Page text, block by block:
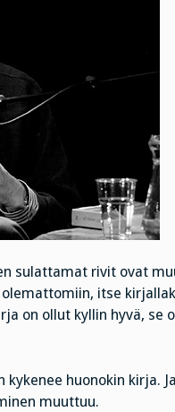
sulattamat rivit ovat
itse
on ollut kyllin hyvä, se
huonokin kirja.
muuttuu.